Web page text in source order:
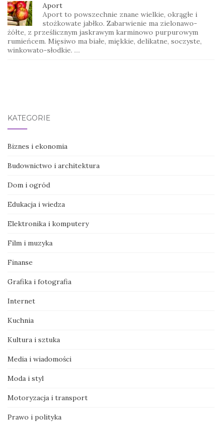
Aport
Aport to powszechnie znane wielkie, okrągłe i
stożkowate jabłko. Zabarwienie ma zielonawo-
żółte, z prześlicznym jaskrawym karminowo purpurowym
rumieńcem. Mięsiwo ma białe, miękkie, delikatne, soczyste,
winkowato-słodkie. …
KATEGORIE
Biznes i ekonomia
Budownictwo i architektura
Dom i ogród
Edukacja i wiedza
Elektronika i komputery
Film i muzyka
Finanse
Grafika i fotografia
Internet
Kuchnia
Kultura i sztuka
Media i wiadomości
Moda i styl
Motoryzacja i transport
Prawo i polityka